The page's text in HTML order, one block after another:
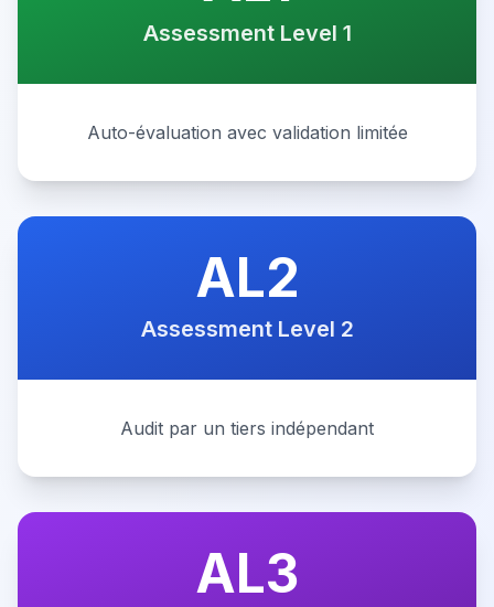
Assessment Level 1
Auto-évaluation avec validation limitée
AL2
Assessment Level 2
Audit par un tiers indépendant
AL3